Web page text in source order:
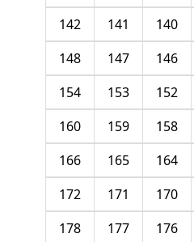
140
141
142
146
147
148
152
153
154
158
159
160
164
165
166
170
171
172
176
177
178